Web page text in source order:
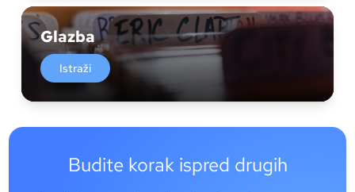
Glazba
Istraži
Budite korak ispred drugih